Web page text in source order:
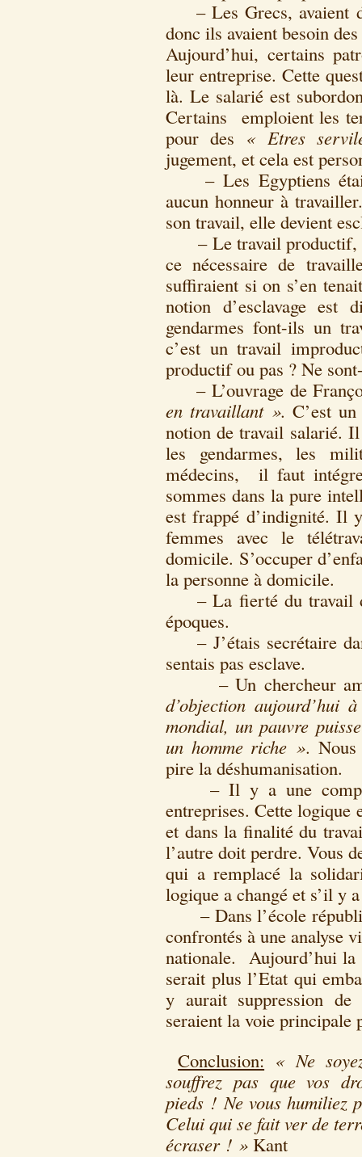
– Les Grecs, avaient
donc ils avaient besoin
Aujourd’hui, certains
leur entreprise. Cette
là. Le salarié est
Certains emploient les
pour des « Etres
jugement, et cela est
– Les Egyptiens
aucun honneur à
son travail, elle devient
– Le travail productif,
ce nécessaire de
suffiraient si on s’en
notion d’esclavage est
gendarmes font-ils un
c’est un travail
productif ou pas ? Ne
– L’ouvrage de
en travaillant ». C’est
notion de travail salarié.
les gendarmes, les
médecins, il faut
sommes dans la pure
est frappé d’indignité. Il
femmes avec le
domicile. S’occuper
la personne à domicile.
– La fierté du travail
époques.
– J’étais secrétaire
sentais pas esclave.
– Un chercheur
d’objection aujourd’hui
mondial, un pauvre
un homme riche ». Nous
pire la déshumanisation.
– Il y a une
entreprises. Cette
et dans la finalité du
l’autre doit perdre. Vous
qui a remplacé la
logique a changé et s’il y
– Dans l’école
confrontés à une analyse
nationale. Aujourd’hui la
serait plus l’Etat qui
y aurait suppression
seraient la voie principale
Conclusion: « Ne
souffrez pas que vos
pieds ! Ne vous humiliez
Celui qui se fait ver de
écraser ! » Kant